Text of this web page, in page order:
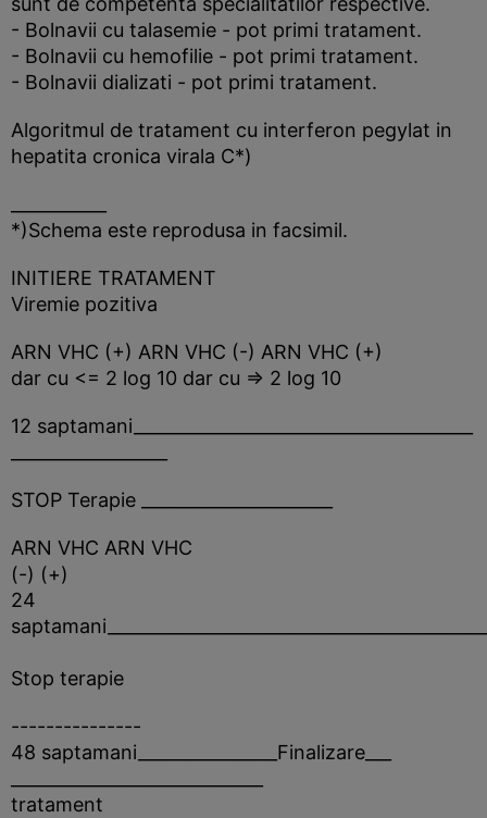
- Bolnavii cu talasemie - pot primi tratament.
- Bolnavii cu hemofilie - pot primi tratament.
- Bolnavii dializati - pot primi tratament.
Algoritmul de tratament cu interferon pegylat in
hepatita cronica virala C*)
*)Schema este reprodusa in facsimil.
INITIERE TRATAMENT
Viremie pozitiva
ARN VHC (+) ARN VHC (-) ARN VHC (+)
dar cu <= 2 log 10 dar cu => 2 log 10
12 saptamani_______________________________________
STOP Terapie ______________________
ARN VHC ARN VHC
(-) (+)
24
Stop terapie
---------------
48 saptamani________________Finalizare___
tratament